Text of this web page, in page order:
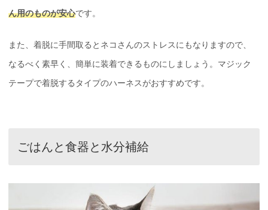
ん用のものが安心です。
また、着脱に手間取るとネコさんのストレスにもなりますので、
なるべく素早く、簡単に装着できるものにしましょう。マジック
テープで着脱するタイプのハーネスがおすすめです。
ごはんと食器と水分補給